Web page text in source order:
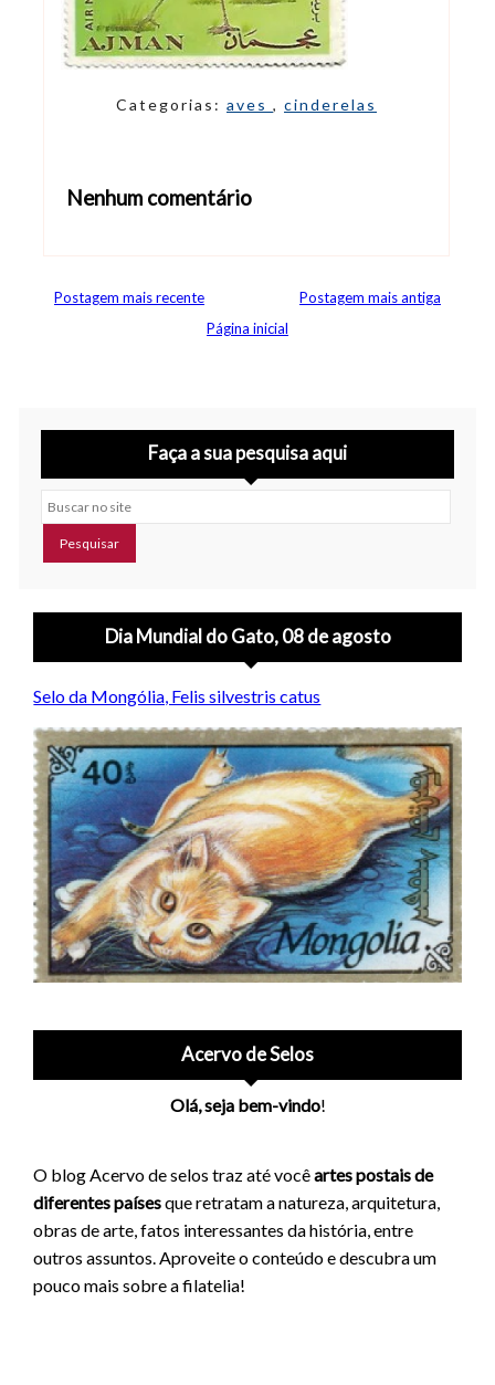
Categorias: aves , cinderelas
Nenhum comentário
Postagem mais recente
Postagem mais antiga
Página inicial
Faça a sua pesquisa aqui
Buscar no site
Dia Mundial do Gato, 08 de agosto
Selo da Mongólia, Felis silvestris catus
Acervo de Selos
Olá, seja bem-vindo!
O blog Acervo de selos traz até vocêartes postais de
diferentes paísesque retratam a natureza, arquitetura,
obras de arte, fatos interessantes da história, entre
outros assuntos. Aproveite o conteúdo e descubra um
pouco mais sobre a filatelia!